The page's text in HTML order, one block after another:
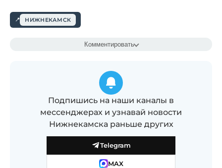
НИЖНЕКАМСК
Комментировать
Подпишись на наши каналы в
мессенджерах и узнавай новости
Нижнекамска раньше других
Telegram
MAX